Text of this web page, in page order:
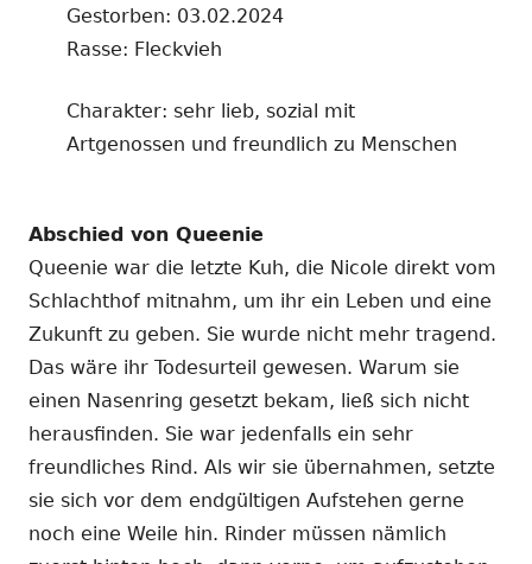
Gestorben: 03.02.2024
Rasse: Fleckvieh
Charakter: sehr lieb, sozial mit
Artgenossen und freundlich zu Menschen
Abschied von Queenie
Queenie war die letzte Kuh, die Nicole direkt vom
Schlachthof mitnahm, um ihr ein Leben und eine
Zukunft zu geben. Sie wurde nicht mehr tragend.
Das wäre ihr Todesurteil gewesen. Warum sie
einen Nasenring gesetzt bekam, ließ sich nicht
herausfinden. Sie war jedenfalls ein sehr
freundliches Rind. Als wir sie übernahmen, setzte
sie sich vor dem endgültigen Aufstehen gerne
noch eine Weile hin. Rinder müssen nämlich